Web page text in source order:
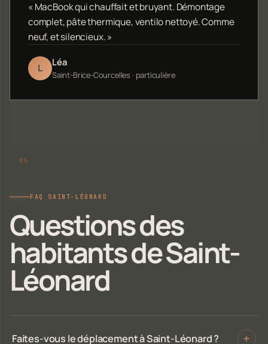
« MacBook qui chauffait et bruyant. Démontage
complet, pâte thermique, ventilo nettoyé. Comme
neuf, et silencieux. »
L Léa
Saint-Brice-Courcelles · particulière
FAQ SAINT-LÉONARD
Questions des
habitants de Saint-
Léonard
Faites-vous le déplacement à Saint-Léonard ?